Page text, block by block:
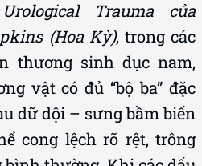
Trauma của
(Hoa Kỳ), trong các
thương sinh dục nam,
vật có đủ “bộ ba” đặc
dữ dội – sưng bầm biến
cong lệch rõ rệt, trông